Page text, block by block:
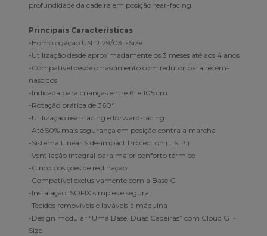
profundidade da cadeira em posição rear-facing.
Principais Características
-Homologação UN R129/03 i-Size
-Utilização desde aproximadamente os 3 meses até aos 4 anos
-Compatível desde o nascimento com redutor para recém-
nascidos
-Indicada para crianças entre 61 e 105 cm
-Rotação prática de 360°
-Utilização rear-facing e forward-facing
-Até 50% mais segurança em posição contra a marcha
-Sistema Linear Side-impact Protection (L.S.P.)
-Ventilação integral para maior conforto térmico
-Cinco posições de reclinação
-Compatível exclusivamente com a Base G
-Instalação ISOFIX simples e segura
-Tecidos removíveis e laváveis à máquina
-Design modular “Uma Base, Duas Cadeiras” com Cloud G i-
Size